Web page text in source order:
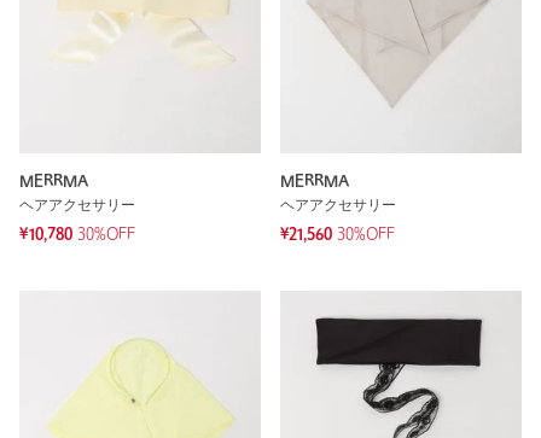
MERRMA
ヘアアクセサリー
¥10,780 30%OFF
MERRMA
ヘアアクセサリー
¥21,560 30%OFF